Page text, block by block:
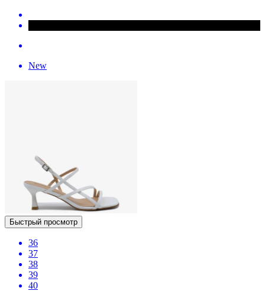
New
Быстрый просмотр
36
37
38
39
40